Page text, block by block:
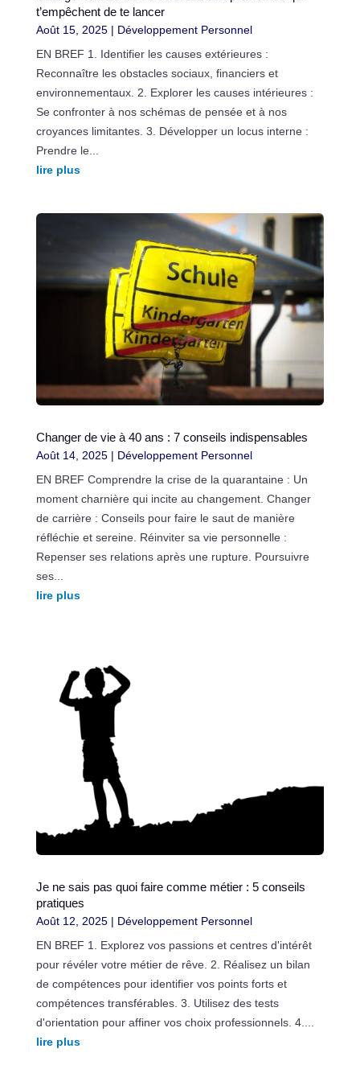
t’empêchent de te lancer
Août 15, 2025| Développement Personnel
EN BREF 1. Identifier les causes extérieures :
Reconnaître les obstacles sociaux, financiers et
environnementaux. 2. Explorer les causes intérieures :
Se confronter à nos schémas de pensée et à nos
croyances limitantes. 3. Développer un locus interne :
Prendre le...
lire plus
Changer de vie à 40 ans : 7 conseils indispensables
Août 14, 2025| Développement Personnel
EN BREF Comprendre la crise de la quarantaine : Un
moment charnière qui incite au changement. Changer
de carrière : Conseils pour faire le saut de manière
réfléchie et sereine. Réinviter sa vie personnelle :
Repenser ses relations après une rupture. Poursuivre
ses...
lire plus
Je ne sais pas quoi faire comme métier : 5 conseils
pratiques
Août 12, 2025| Développement Personnel
EN BREF 1. Explorez vos passions et centres d'intérêt
pour révéler votre métier de rêve. 2. Réalisez un bilan
de compétences pour identifier vos points forts et
compétences transférables. 3. Utilisez des tests
d'orientation pour affiner vos choix professionnels. 4....
lire plus